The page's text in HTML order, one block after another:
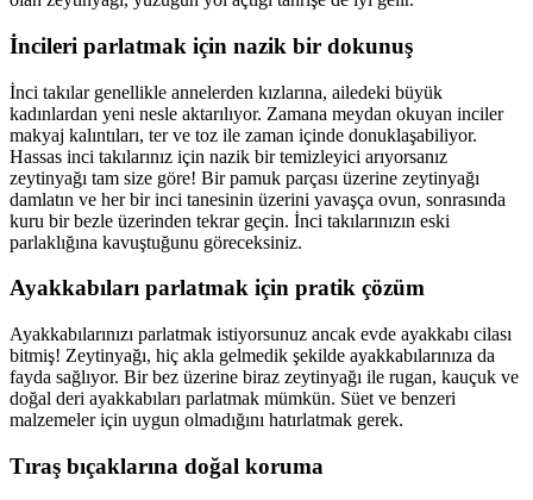
İncileri parlatmak için nazik bir dokunuş
İnci takılar genellikle annelerden kızlarına, ailedeki büyük
kadınlardan yeni nesle aktarılıyor. Zamana meydan okuyan inciler
makyaj kalıntıları, ter ve toz ile zaman içinde donuklaşabiliyor.
Hassas inci takılarınız için nazik bir temizleyici arıyorsanız
zeytinyağı tam size göre! Bir pamuk parçası üzerine zeytinyağı
damlatın ve her bir inci tanesinin üzerini yavaşça ovun, sonrasında
kuru bir bezle üzerinden tekrar geçin. İnci takılarınızın eski
parlaklığına kavuştuğunu göreceksiniz.
Ayakkabıları parlatmak için pratik çözüm
Ayakkabılarınızı parlatmak istiyorsunuz ancak evde ayakkabı cilası
bitmiş! Zeytinyağı, hiç akla gelmedik şekilde ayakkabılarınıza da
fayda sağlıyor. Bir bez üzerine biraz zeytinyağı ile rugan, kauçuk ve
doğal deri ayakkabıları parlatmak mümkün. Süet ve benzeri
malzemeler için uygun olmadığını hatırlatmak gerek.
Tıraş bıçaklarına doğal koruma